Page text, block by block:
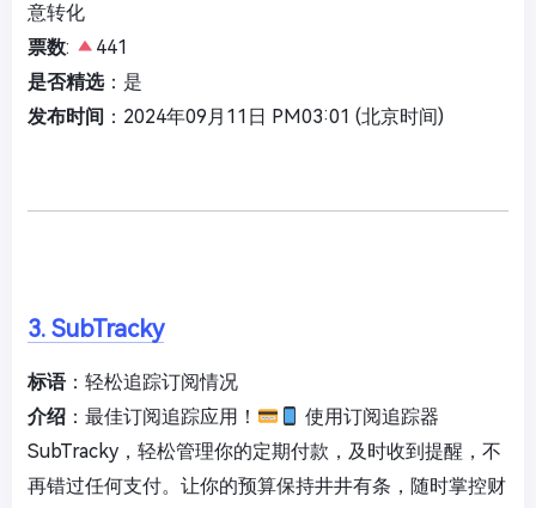
意转化
票数:
441
是否精选：是
发布时间 ：2024年09月11日 PM03:01 (北京时间)
3. SubTracky
标语：轻松追踪订阅情况
介绍 ：最佳订阅追踪应用！
使用订阅追踪器
SubTracky，轻松管理你的定期付款，及时收到提醒，不
再错过任何支付。让你的预算保持井井有条，随时掌控财